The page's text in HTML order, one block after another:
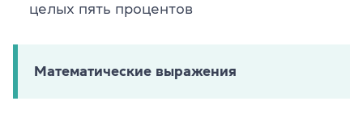
целых пять процентов
Математические выражения